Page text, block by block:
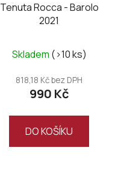
Tenuta Rocca - Barolo
2021
Skladem (>10 ks)
818,18 Kč bez DPH
990 Kč
DO KOŠÍKU